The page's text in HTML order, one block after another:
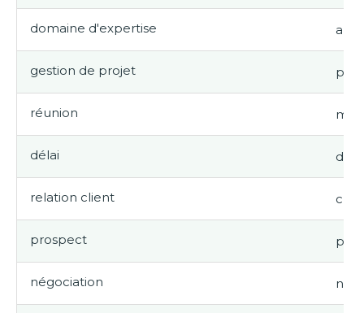
domaine d'expertise
gestion de projet
réunion
délai
relation client
prospect
négociation